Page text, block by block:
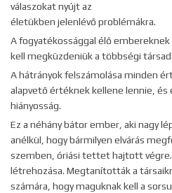
válaszokat nyújt az
életükben jelenlévő problémákra.
A fogyatékossággal élő embereknek
kell megküzdeniük a többségi
A hátrányok felszámolása minden
alapvető értéknek kellene lennie, és
hiányosság.
Ez a néhány bátor ember, aki nagy
anélkül, hogy bármilyen elvárás
szemben, óriási tettet hajtott
létrehozása. Megtanították a
számára, hogy maguknak kell a